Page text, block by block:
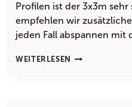
Profilen ist der 3x3m
empfehlen wir
jeden Fall abspannen mit
WEITERLESEN
WIE